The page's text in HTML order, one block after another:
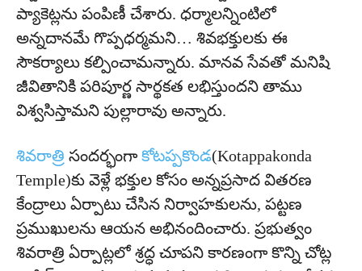
ప్యాకెట్లను పంపిణీ చేశారు. ధర్మాలన్నింటిలో
అన్నదానమే గొప్పధర్మమని… శివభక్తులకు ఈ
సౌకర్యాలు కల్పించామన్నారు. మానవ సేవతో మనిషి
జీవితానికి పరిపూర్ణ సార్థకత లభిస్తుందని తాము
విశ్వసిస్తామని పుల్లారావు అన్నారు.
శివరాత్రి సందర్భంగా కోటప్పకొండ(Kotappakonda
Temple)కు వెళ్లే భక్తుల కోసం అన్నప్రసాద వితరణ
కేంద్రాలు ఏర్పాటు చేసిన నిర్వాహకులను, పట్టణ
ప్రముఖులను ఆయన అభినందించారు. ప్రభుత్వం
శివరాత్రి ఏర్పాట్లలో శ్రద్ధ చూపని కారణంగా కొన్ని చోట్ల